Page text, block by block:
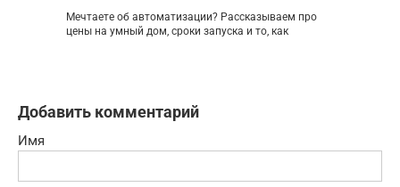
Мечтаете об автоматизации? Рассказываем про
цены на умный дом, сроки запуска и то, как
Добавить комментарий
Имя